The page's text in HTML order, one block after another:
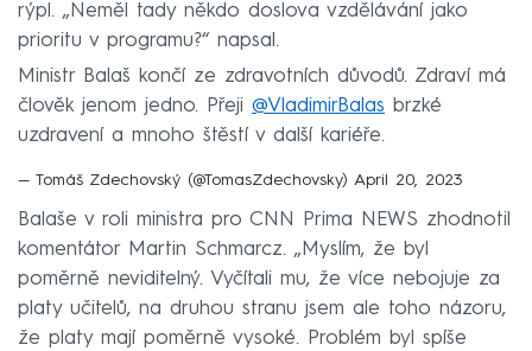
rýpl. „Neměl tady někdo doslova vzdělávání jako
prioritu v programu?“ napsal.
Ministr Balaš končí ze zdravotních důvodů. Zdraví má
člověk jenom jedno. Přeji @VladimirBalas brzké
uzdravení a mnoho štěstí v další kariéře.
— Tomáš Zdechovský (@TomasZdechovsky) April 20, 2023
Balaše v roli ministra pro CNN Prima NEWS zhodnotil
komentátor Martin Schmarcz. „Myslím, že byl
poměrně neviditelný. Vyčítali mu, že více nebojuje za
platy učitelů, na druhou stranu jsem ale toho názoru,
že platy mají poměrně vysoké. Problém byl spíše